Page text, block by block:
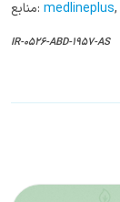
منابع: medlineplus,
IR-0526-ABD-1957-AS